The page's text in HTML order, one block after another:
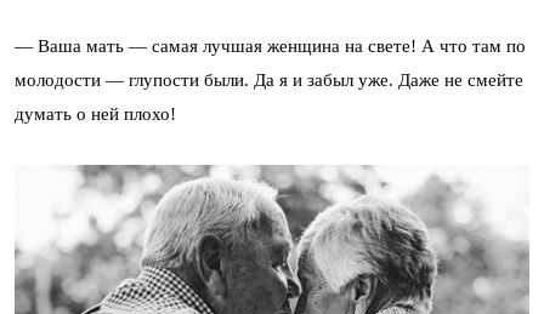
— Ваша мать — самая лучшая женщина на свете! А что там по
молодости — глупости были. Да я и забыл уже. Даже не смейте
думать о ней плохо!